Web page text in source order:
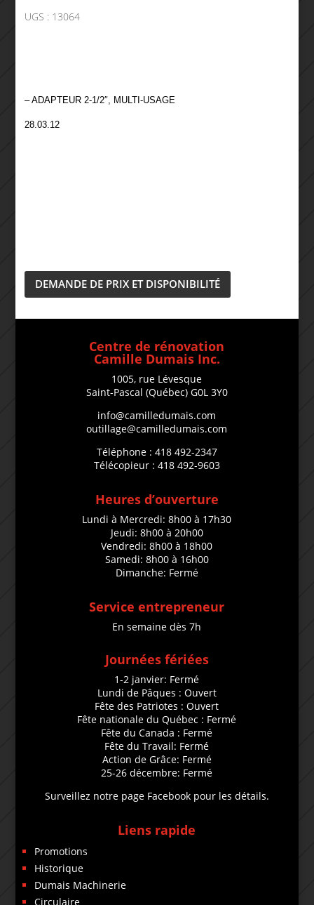
UGS : 13064
– ADAPTEUR 2-1/2″, MULTI-USAGE
28.03.12
DEMANDE DE PRIX ET DISPONIBILITÉ
Centre de rénovation
Camille Dumais Inc.
1005, rue Lévesque
Saint-Pascal (Québec) G0L 3Y0
info@camilledumais.com
outillage@camilledumais.com
Téléphone : 418 492-2347
Télécopieur : 418 492-9603
Heures d’ouverture
Lundi à Mercredi: 8h00 à 17h30
Jeudi: 8h00 à 20h00
Vendredi: 8h00 à 18h00
Samedi: 8h00 à 16h00
Dimanche: Fermé
Service entrepreneur
En semaine dès 7h
Journées fériées
1-2 janvier: Fermé
Lundi de Pâques : Ouvert
Fête des Patriotes : Ouvert
Fête nationale du Québec : Fermé
Fête du Canada : Fermé
Fête du Travail: Fermé
Action de Grâce: Fermé
25-26 décembre: Fermé
Surveillez notre page Facebook pour les détails.
Liens rapide
Promotions
Historique
Dumais Machinerie
Circulaire